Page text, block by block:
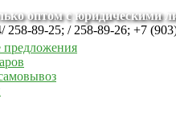
оптом с юридическими
258-89-25; / 258-89-26; +7